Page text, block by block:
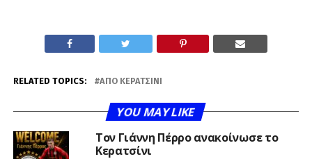
RELATED TOPICS: ΑΠΟ ΚΕΡΑΤΣΊΝΙ
YOU MAY LIKE
Τον Γιάννη Πέρρο ανακοίνωσε το
Κερατσίνι